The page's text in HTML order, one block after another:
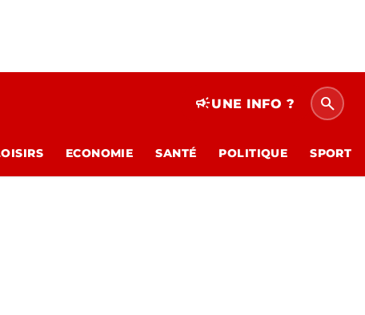
campaignUNE INFO ? search
ECONOMIE SANTÉ POLITIQUE SPORT